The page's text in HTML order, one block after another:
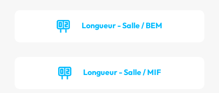
Longueur - Salle / BEM
Longueur - Salle / MIF